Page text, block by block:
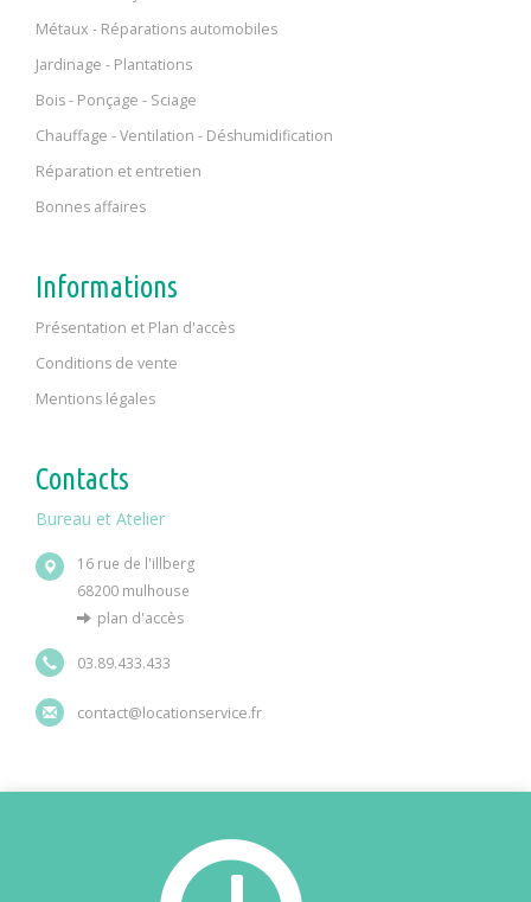
Métaux - Réparations automobiles
Jardinage - Plantations
Bois - Ponçage - Sciage
Chauffage - Ventilation - Déshumidification
Réparation et entretien
Bonnes affaires
Informations
Présentation et Plan d'accès
Conditions de vente
Mentions légales
Contacts
Bureau et Atelier
16 rue de l'illberg
68200 mulhouse
plan d'accès
03.89.433.433
contact@locationservice.fr